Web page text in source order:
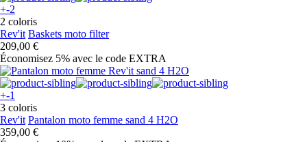
+-2
2 coloris
Rev'it Baskets moto filter
209,00 €
Économisez 5% avec le code EXTRA
+-1
3 coloris
Rev'it Pantalon moto femme sand 4 H2O
359,00 €